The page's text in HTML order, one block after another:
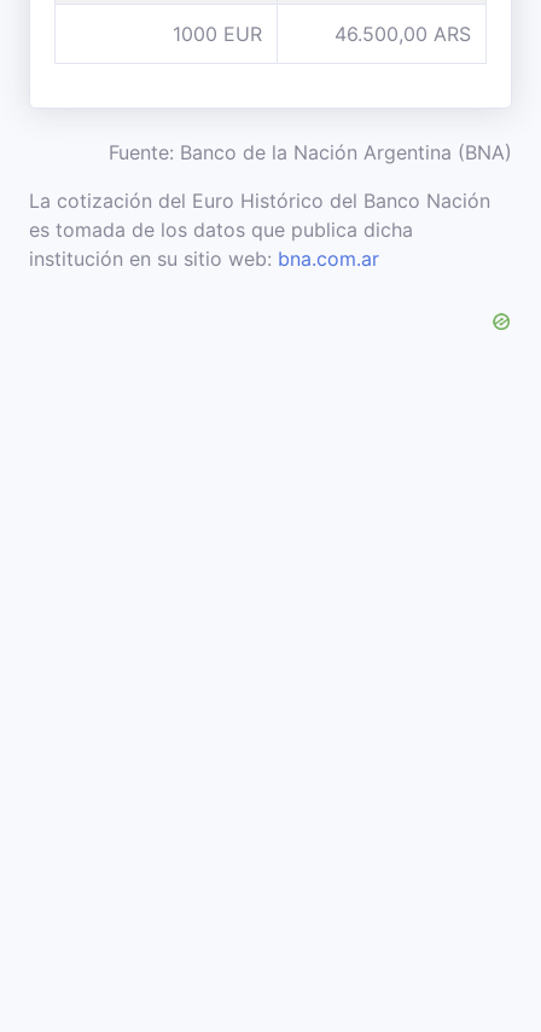
1000 EUR 46.500,00 ARS
Fuente: Banco de la Nación Argentina (BNA)
La cotización del Euro Histórico del Banco Nación
es tomada de los datos que publica dicha
institución en su sitio web: bna.com.ar